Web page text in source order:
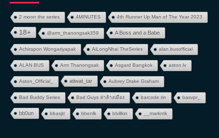
2 moon the series 4MINUTES 4th Runner Up Man of The Year 2023
18+ @arm_thanongsak359 A Boss and a Babe
Achirapon Wongariyapak AiLongNhai TheSeries alan.busofficial
ALAN BUS Arm Thanongsak Asgard Bangkok aston.lv
Aston_Official_ atiwat_tar Aubrey Drake Graham
Bad Buddy Series Bad Guys ล่าล้างเมือง barcode.tin basvpr_
bb0un bbasjtr bbenlk bbillkin __markntk